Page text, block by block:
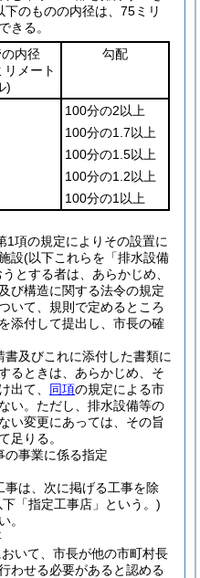
のものの内径は、75ミリ
きる。
内径
メート
)
勾配
100分の2以上
100分の1.7以上
100分の1.5以上
100分の1.2以上
100分の1以上
1項の規定によりその設置に
設(以下これらを「排水設備
とする者は、あらかじめ、
び構造に関する法令の規定
いて、規則で定めるところ
添付して提出し、市長の確
書及びこれに添付した書類に
るときは、あらかじめ、そ
出て、 同項の規定による市
い。 ただし、排水設備等の
い変更にあっては、その旨
足りる。
の事業に係る指定
は、次に掲げる工事を除
「指定工事店」という。)
。
いて、市長が他の市町村長
わせる必要があると認める